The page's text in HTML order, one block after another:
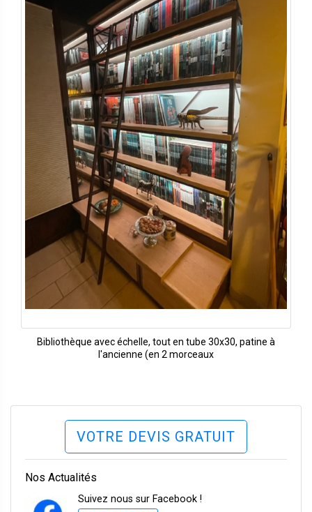
Bibliothèque avec échelle, tout en tube 30x30, patine à
l'ancienne (en 2 morceaux
VOTRE DEVIS GRATUIT
Nos Actualités
Suivez nous sur Facebook !